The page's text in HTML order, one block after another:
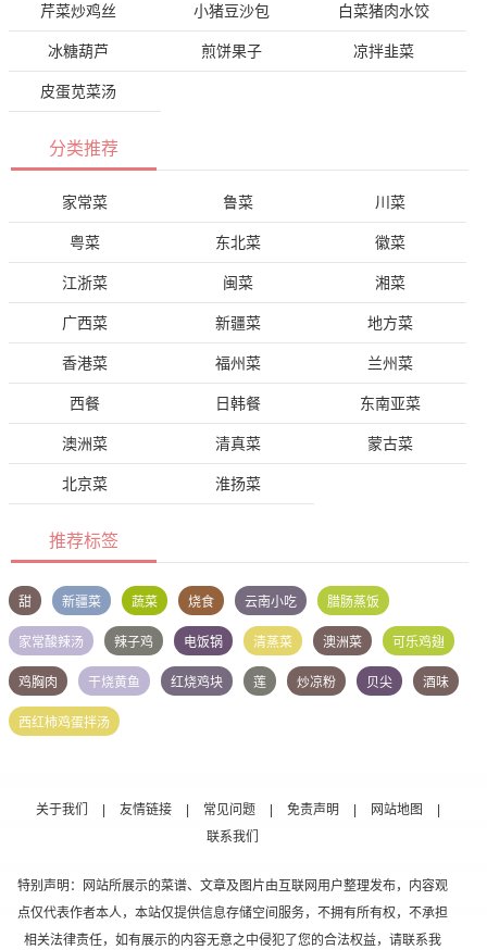
芹菜炒鸡丝 小猪豆沙包 白菜猪肉水饺
冰糖葫芦 煎饼果子 凉拌韭菜
皮蛋苋菜汤
分类推荐
家常菜 鲁菜 川菜
粤菜 东北菜 徽菜
江浙菜 闽菜 湘菜
广西菜 新疆菜 地方菜
香港菜 福州菜 兰州菜
西餐 日韩餐 东南亚菜
澳洲菜 清真菜 蒙古菜
北京菜 淮扬菜
推荐标签
甜 新疆菜 蔬菜 烧食 云南小吃 腊肠蒸饭
家常酸辣汤 辣子鸡 电饭锅 清蒸菜 澳洲菜 可乐鸡翅
鸡胸肉 干烧黄鱼 红烧鸡块 莲 炒凉粉 贝尖 酒味
西红柿鸡蛋拌汤
关于我们 | 友情链接 | 常见问题 | 免责声明 | 网站地图
|
联系我们
特别声明：网站所展示的菜谱、文章及图片由互联网用户整理发布，内容观
点仅代表作者本人，本站仅提供信息存储空间服务，不拥有所有权，不承担
相关法律责任，如有展示的内容无意之中侵犯了您的合法权益，请联系我